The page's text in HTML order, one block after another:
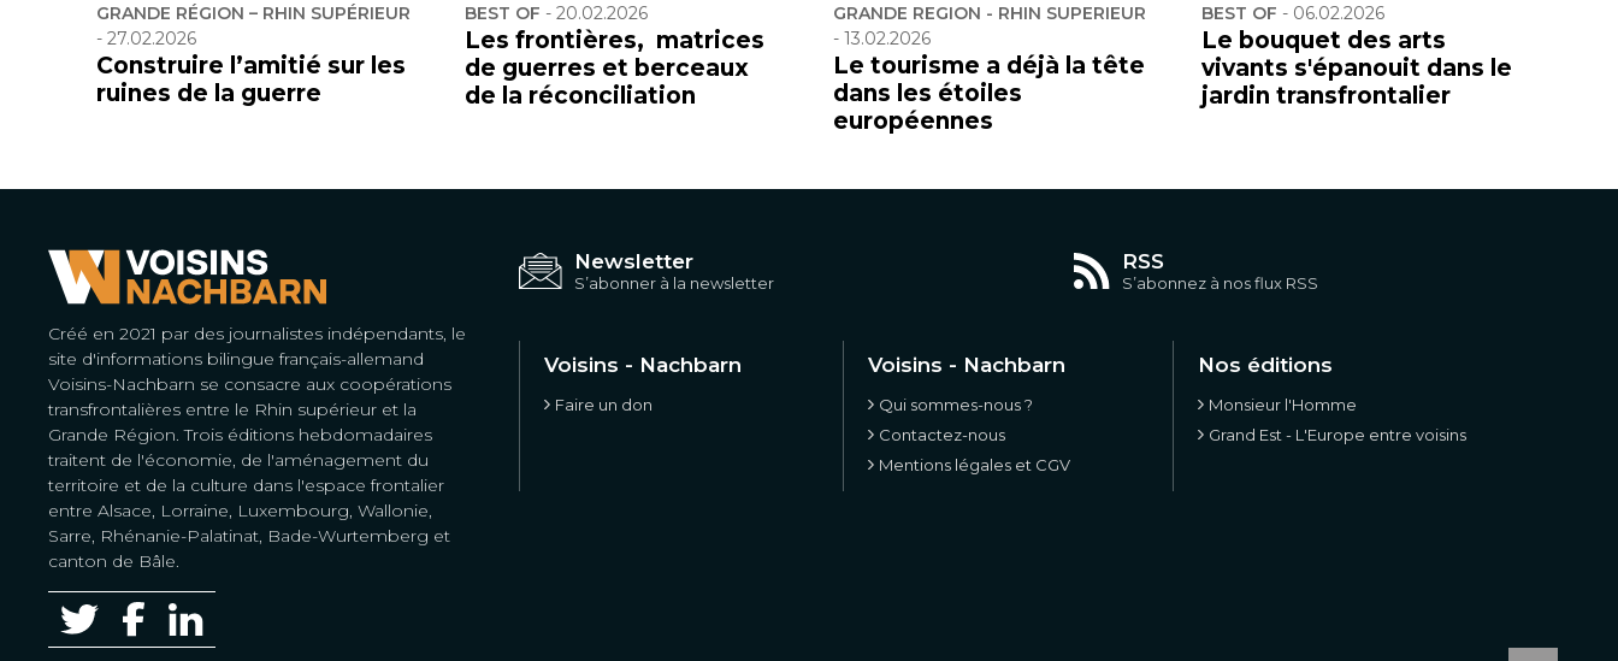
GRANDE RÉGION – RHIN SUPÉRIEUR
- 27.02.2026
Construire l’amitié sur les
ruines de la guerre
BEST OF - 20.02.2026
Les frontières, matrices
de guerres et berceaux
de la réconciliation
GRANDE REGION - RHIN SUPERIEUR
- 13.02.2026
Le tourisme a déjà la tête
dans les étoiles
européennes
BEST OF - 06.02.2026
Le bouquet des arts
vivants s'épanouit dans le
jardin transfrontalier
Créé en 2021 par des journalistes indépendants, le
site d'informations bilingue français-allemand
Voisins-Nachbarn se consacre aux coopérations
transfrontalières entre le Rhin supérieur et la
Grande Région. Trois éditions hebdomadaires
traitent de l'économie, de l'aménagement du
territoire et de la culture dans l'espace frontalier
entre Alsace, Lorraine, Luxembourg, Wallonie,
Sarre, Rhénanie-Palatinat, Bade-Wurtemberg et
canton de Bâle.
Newsletter
S’abonner à la newsletter
RSS
S’abonnez à nos flux RSS
Voisins - Nachbarn
Faire un don
Voisins - Nachbarn
Qui sommes-nous ?
Contactez-nous
Mentions légales et CGV
Nos éditions
Monsieur l'Homme
Grand Est - L'Europe entre voisins